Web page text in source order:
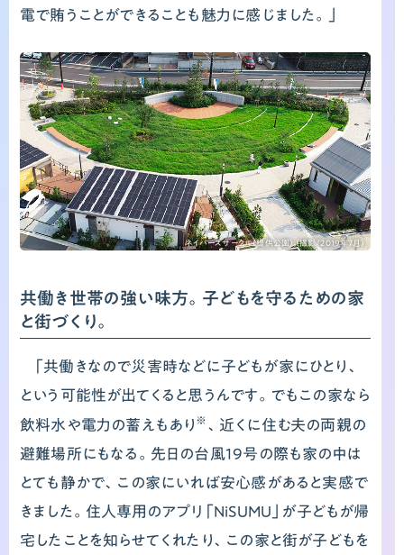
電で賄うことができることも魅力に感じました。」
ネイバーズサークル（提供公園）（撮影/2019年7月）
共働き世帯の強い味方。子どもを守るための家
と街づくり。
「共働きなので災害時などに子どもが家にひとり、
という可能性が出てくると思うんです。でもこの家なら
飲料水や電力の蓄えもあり ※ 、近くに住む夫の両親の
避難場所にもなる。先日の台風19号の際も家の中は
とても静かで、この家にいれば安心感があると実感で
きました。住人専用のアプリ「NiSUMU」が子どもが帰
宅したことを知らせてくれたり、この家と街が子どもを